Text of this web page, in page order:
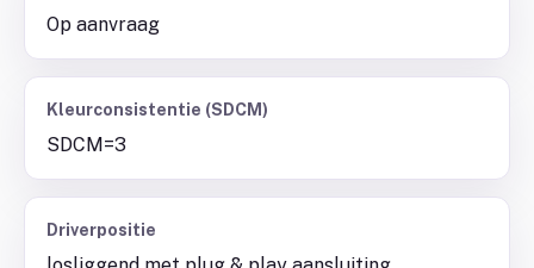
Op aanvraag
Kleurconsistentie (SDCM)
SDCM=3
Driverpositie